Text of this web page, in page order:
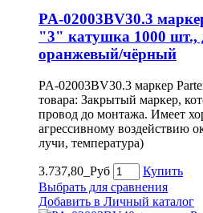
PA-02003BV30.3
"3" катушка 1000 шт.,
оранжевый/чёрный
PA-02003BV30.3 маркер
товара: Закрытый маркер,
провод до монтажа. Имеет
агрессивному воздействию
лучи, температура)
3.737,80_Руб
Купить
Выбрать для сравнения
Добавить в Личный каталог